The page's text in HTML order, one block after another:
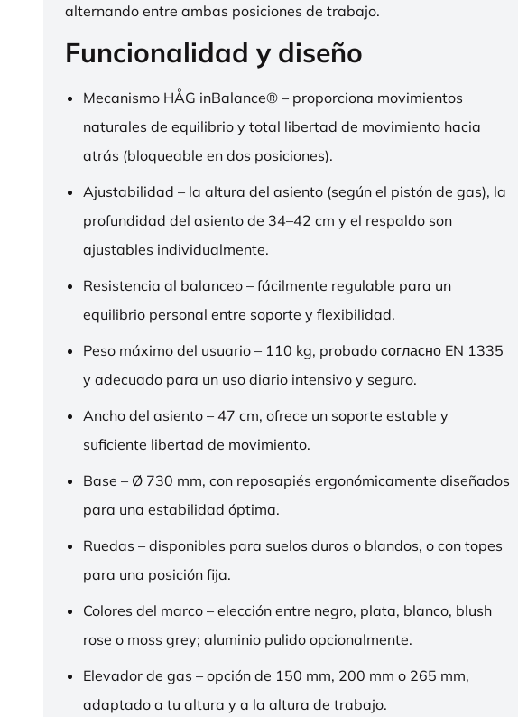
alternando entre ambas posiciones de trabajo.
Funcionalidad y diseño
Mecanismo HÅG inBalance® – proporciona movimientos
naturales de equilibrio y total libertad de movimiento hacia
atrás (bloqueable en dos posiciones).
Ajustabilidad – la altura del asiento (según el pistón de gas), la
profundidad del asiento de 34–42 cm y el respaldo son
ajustables individualmente.
Resistencia al balanceo – fácilmente regulable para un
equilibrio personal entre soporte y flexibilidad.
Peso máximo del usuario – 110 kg, probado согласно EN 1335
y adecuado para un uso diario intensivo y seguro.
Ancho del asiento – 47 cm, ofrece un soporte estable y
suficiente libertad de movimiento.
Base – Ø 730 mm, con reposapiés ergonómicamente diseñados
para una estabilidad óptima.
Ruedas – disponibles para suelos duros o blandos, o con topes
para una posición fija.
Colores del marco – elección entre negro, plata, blanco, blush
rose o moss grey; aluminio pulido opcionalmente.
Elevador de gas – opción de 150 mm, 200 mm o 265 mm,
adaptado a tu altura y a la altura de trabajo.